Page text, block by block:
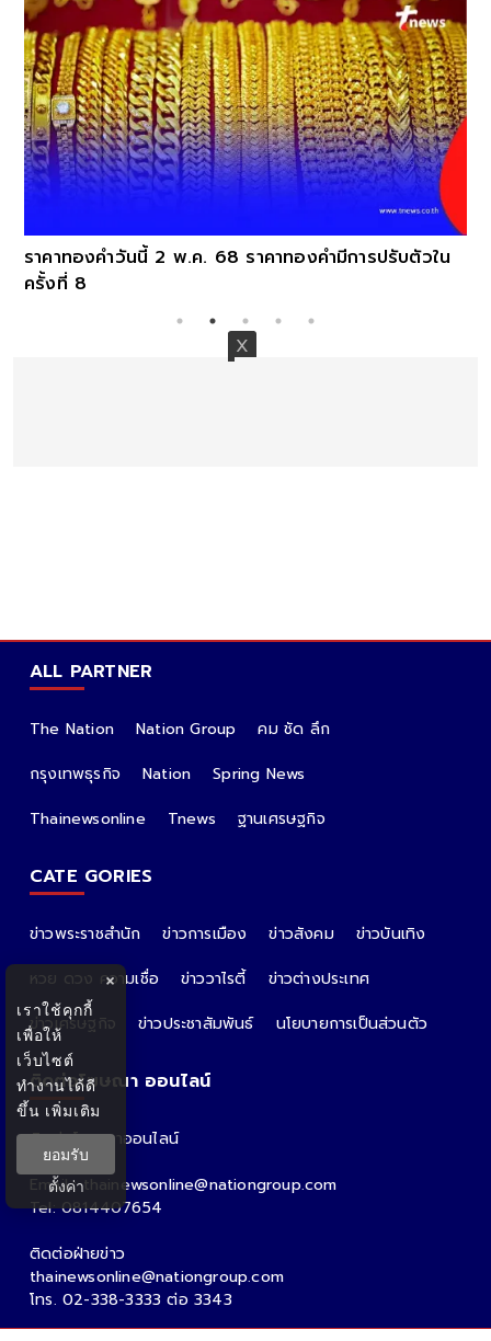
ราคาทองคำวันนี้ 2 พ.ค. 68 ราคาทองคำมีการปรับตัวใน
ครั้งที่ 8
ALL PARTNER
The Nation Nation Group
คม ชัด ลึก
กรุงเทพธุรกิจ
Nation
Spring News
Thainewsonline
Tnews ฐานเศรษฐกิจ
CATE GORIES
ข่าวพระราชสำนัก ข่าวการเมือง ข่าวสังคม
ข่าวบันเทิง
หวย ดวง ความเชื่อ
ข่าววาไรตี้
ข่าวต่างประเทศ
ข่าวเศรษฐกิจ
ข่าวประชาสัมพันธ์ นโยบายการเป็นส่วนตัว
ติดต่อโฆษณา ออนไลน์
ติดต่อโฆษณาออนไลน์
คุณอ้อ
Email : thainewsonline@nationgroup.com
Tel: 0814407654
ติดต่อฝ่ายข่าว
thainewsonline@nationgroup.com
โทร. 02-338-3333 ต่อ 3343
×
เราใช้คุกกี้
เพื่อให้
เว็บไซต์
ทำงานได้ดี
ขึ้น เพิ่มเติม
ยอมรับ
ตั้งค่า